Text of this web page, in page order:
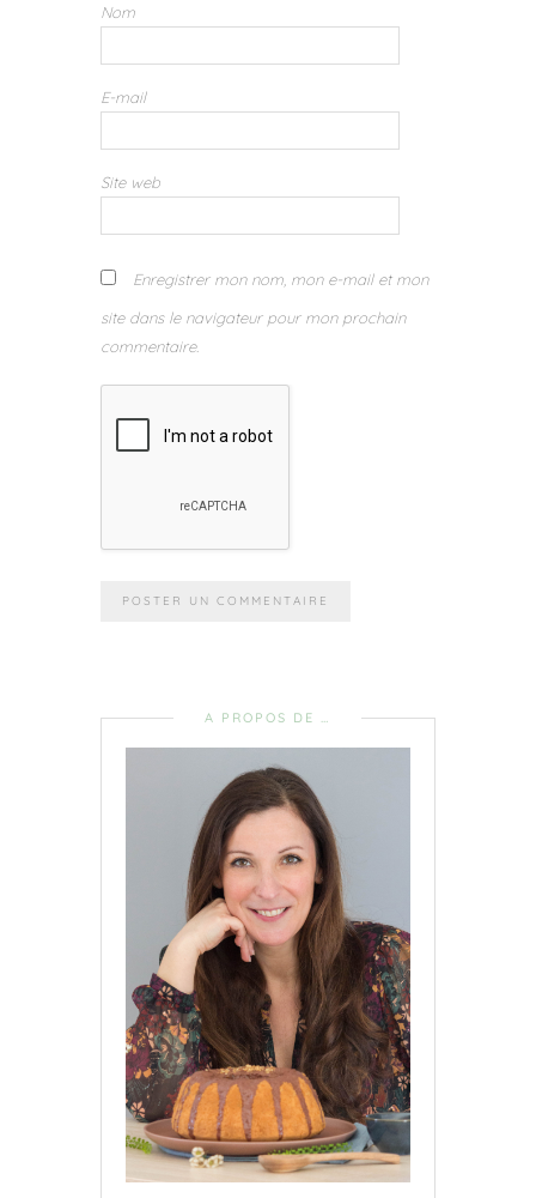
Nom
E-mail
Site web
Enregistrer mon nom, mon e-mail et mon
site dans le navigateur pour mon prochain
commentaire.
A PROPOS DE …